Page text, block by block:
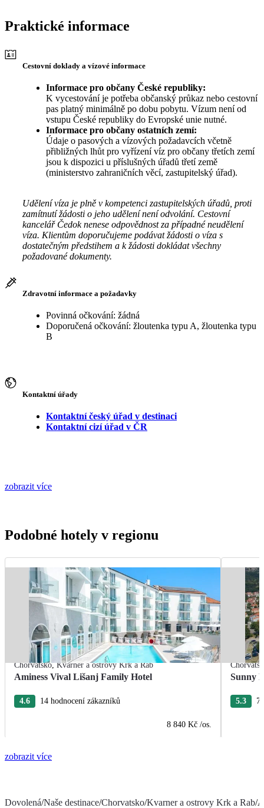
Praktické informace
Cestovní doklady a vízové informace
Informace pro občany České republiky:
K vycestování je potřeba občanský průkaz nebo cestovní
pas platný minimálně po dobu pobytu. Vízum není od
vstupu České republiky do Evropské unie nutné.
Informace pro občany ostatních zemí:
Údaje o pasových a vízových požadavcích včetně
přibližných lhůt pro vyřízení víz pro občany třetích zemí
jsou k dispozici u příslušných úřadů třetí země
(ministerstvo zahraničních věcí, zastupitelský úřad).
Udělení víza je plně v kompetenci zastupitelských úřadů, proti
zamítnutí žádosti o jeho udělení není odvolání. Cestovní
kancelář Čedok nenese odpovědnost za případné neudělení
víza. Klientům doporučujeme podávat žádosti o víza s
dostatečným předstihem a k žádosti dokládat všechny
požadované dokumenty.
Zdravotní informace a požadavky
Povinná očkování: žádná
Doporučená očkování: žloutenka typu A, žloutenka typu
B
Kontaktní úřady
Kontaktní český úřad v destinaci
Kontaktní cizí úřad v ČR
zobrazit více
Podobné hotely v regionu
Chorvatsko,Kvarner a ostrovy Krk a Rab
Aminess Vival Lišanj Family Hotel
4.6 14 hodnocení zákazníků
8 840 Kč /os.
Sunny
5.3
zobrazit více
Dovolená/Naše destinace/Chorvatsko/Kvarner a ostrovy Krk a Rab/